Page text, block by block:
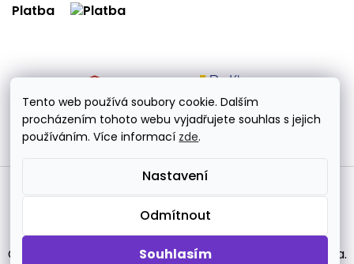
Tento web používá soubory cookie. Dalším
procházením tohoto webu vyjadřujete souhlas s jejich
používáním. Více informací zde.
Nastavení
Odmítnout
Souhlasím
Platba
Doprava
Copyright 2026 tetovani.cz. Všechna práva vyhrazena.